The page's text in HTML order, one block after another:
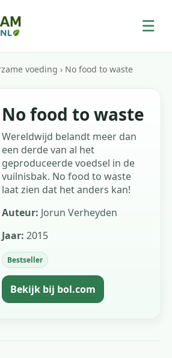
☰
voeding › No food to waste
No food to waste
Wereldwijd belandt meer dan
een derde van al het
geproduceerde voedsel in de
vuilnisbak. No food to waste
laat zien dat het anders kan!
Auteur: Jorun Verheyden
Jaar: 2015
Bestseller
Bekijk bij bol.com